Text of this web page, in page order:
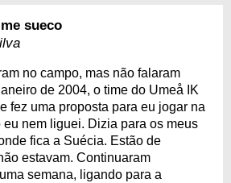
sueco
no campo, mas não falaram
de 2004, o time do Umeå IK
fez uma proposta para eu jogar na
eu nem liguei. Dizia para os meus
fica a Suécia. Estão de
estavam. Continuaram
semana, ligando para a